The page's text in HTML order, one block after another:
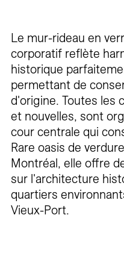
Le mur-rideau en
corporatif reflète
historique
permettant de
d'origine. Toutes les
et nouvelles, sont
cour centrale qui
Rare oasis de
Montréal, elle offre
sur l'architecture
quartiers
Vieux-Port.